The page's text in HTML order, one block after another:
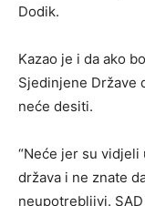
Dodik.
Kazao je i da ako
Sjedinjene Države
neće desiti.
“Neće jer su vidjeli
država i ne znate
neupotrebljivi. SAD